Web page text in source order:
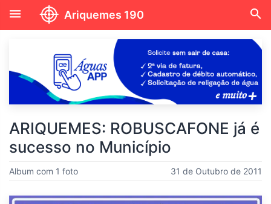
menu Ariquemes 190 search
ARIQUEMES: ROBUSCAFONE já é
sucesso no Município
Album com 1 foto 31 de Outubro de 2011